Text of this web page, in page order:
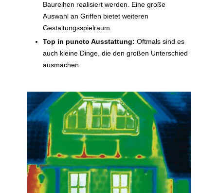
Baureihen realisiert werden. Eine große
Auswahl an Griffen bietet weiteren
Gestaltungsspielraum.
Top in puncto Ausstattung: Oftmals sind es
auch kleine Dinge, die den großen Unterschied
ausmachen.